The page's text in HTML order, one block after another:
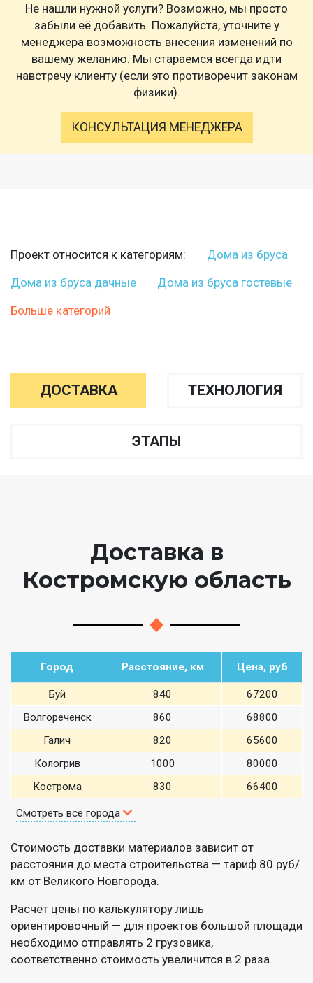
Не нашли нужной услуги? Возможно, мы просто
забыли её добавить. Пожалуйста, уточните у
менеджера возможность внесения изменений по
вашему желанию. Мы стараемся всегда идти
навстречу клиенту (если это противоречит законам
физики).
КОНСУЛЬТАЦИЯ МЕНЕДЖЕРА
Проект относится к категориям:
Дома из бруса
Дома из бруса дачные
Дома из бруса гостевые
Больше категорий
ДОСТАВКА ТЕХНОЛОГИЯ
ЭТАПЫ
Доставка в
Костромскую область
Город Расстояние, км Цена, руб
Буй 840
67200
Волгореченск
860
68800
Галич
820
65600
Кологрив
1000
80000
Кострома
830 66400
Смотреть все города
Стоимость доставки материалов зависит от
расстояния до места строительства — тариф 80 руб/
км от Великого Новгорода.
Расчёт цены по калькулятору лишь
ориентировочный — для проектов большой площади
необходимо отправлять 2 грузовика,
соответственно стоимость увеличится в 2 раза.